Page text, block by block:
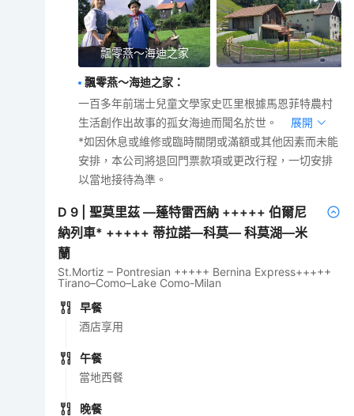
飄零燕～海迪之家
飄零燕～海迪之家 ：
一百多年前瑞士兒童文學家史匹里根據馬恩菲特農村
生活創作出故事的孤女海迪而聞名於世。
展開
*如因休息或維修或臨時關閉或滿額或其他因素而未能
安排，本公司將退回門票款項或更改行程，一切安排
以當地接待為準。
D 9 |聖莫里茲 —蓬特雷西納 +++++ 伯爾尼
納列車* +++++ 蒂拉諾—科莫— 科莫湖—米
蘭
St.Mortiz – Pontresian +++++ Bernina Express+++++
Tirano–Como–Lake Como-Milan
早餐
酒店享用
午餐
當地西餐
晚餐